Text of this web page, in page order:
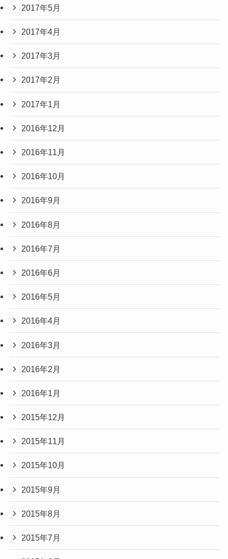
2017年5月
2017年4月
2017年3月
2017年2月
2017年1月
2016年12月
2016年11月
2016年10月
2016年9月
2016年8月
2016年7月
2016年6月
2016年5月
2016年4月
2016年3月
2016年2月
2016年1月
2015年12月
2015年11月
2015年10月
2015年9月
2015年8月
2015年7月